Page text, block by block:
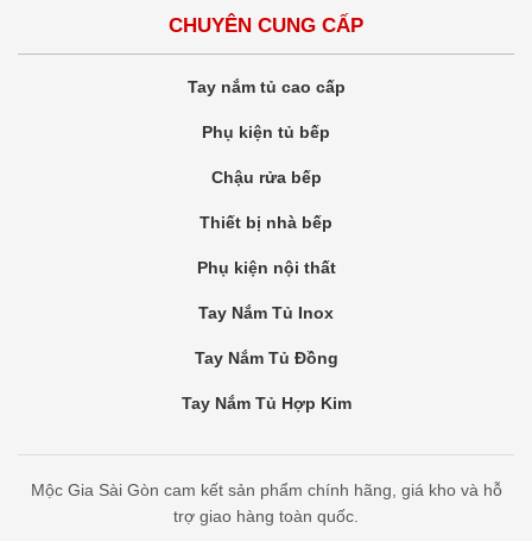
CHUYÊN CUNG CẤP
Tay nắm tủ cao cấp
Phụ kiện tủ bếp
Chậu rửa bếp
Thiết bị nhà bếp
Phụ kiện nội thất
Tay Nắm Tủ Inox
Tay Nắm Tủ Đồng
Tay Nắm Tủ Hợp Kim
Mộc Gia Sài Gòn cam kết sản phẩm chính hãng, giá kho và hỗ
trợ giao hàng toàn quốc.